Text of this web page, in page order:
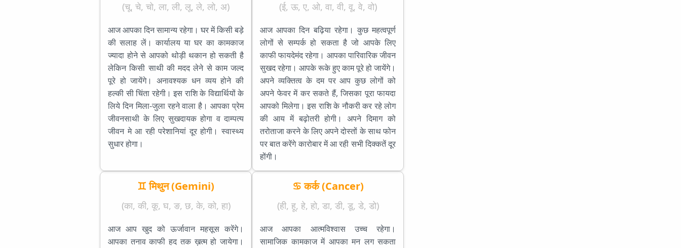
(चू, चे, चो, ला, ली, लू, ले, लो, अ)
आज आपका दिन सामान्य रहेगा। घर में किसी बड़े
की सलाह लें। कार्यालय या घर का कामकाज
ज्यादा होने से आपको थोड़ी थकान हो सकती है
लेकिन किसी साथी की मदद लेने से काम जल्द
पूरे हो जायेंगे। अनावश्यक धन व्यय होने की
हल्की सी चिंता रहेगी। इस राशि के विद्यार्थियों के
लिये दिन मिला-जुला रहने वाला है। आपका प्रेम
जीवनसाथी के लिए सुखदायक होगा व दाम्पत्य
जीवन मे आ रही परेशानियां दूर होगी। स्वास्थ्य
सुधार होगा।
(ई, ऊ, ए, ओ, वा, वी, वू, वे, वो)
आज आपका दिन बढ़िया रहेगा। कुछ महत्वपूर्ण
लोगों से सम्पर्क हो सकता है जो आपके लिए
काफी फायदेमंद रहेगा। आपका पारिवारिक जीवन
सुखद रहेगा। आपके रूके हुए काम पूरे हो जायेंगे।
अपने व्यक्तित्व के दम पर आप कुछ लोगों को
अपने फेवर में कर सकते हैं, जिसका पूरा फायदा
आपको मिलेगा। इस राशि के नौकरी कर रहे लोग
की आय में बढ़ोतरी होगी। अपने दिमाग को
तरोताजा करने के लिए अपने दोस्तों के साथ फोन
पर बात करेंगे कारोबार में आ रही सभी दिक्कतें दूर
होंगी।
♊ मिथुन (Gemini)
(का, की, कू, घ, ङ, छ, के, को, हा)
आज आप खुद को ऊर्जावान महसूस करेंगे।
आपका तनाव काफी हद तक ख़त्म हो जायेगा।
♋ कर्क (Cancer)
(ही, हू, हे, हो, डा, डी, डू, डे, डो)
आज आपका आत्मविश्वास उच्च रहेगा।
सामाजिक कामकाज में आपका मन लग सकता